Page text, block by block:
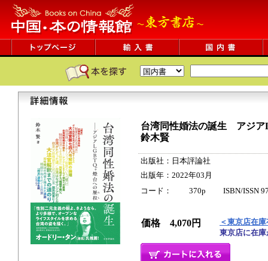
台湾同性婚法の誕生 アジア
鈴木賢
出版社：日本評論社
出版年：2022年03月
コード： 370p ISBN/ISSN
価格 4,070円
＜東京店在
東京店に在